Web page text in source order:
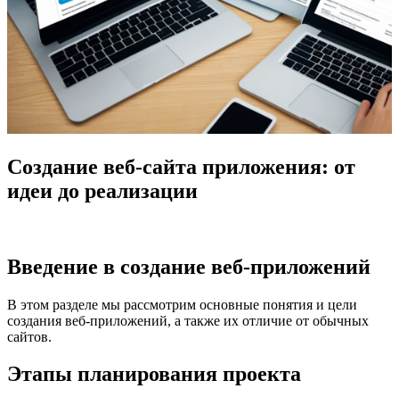
Создание веб-сайта приложения: от
идеи до реализации
Введение в создание веб-приложений
В этом разделе мы рассмотрим основные понятия и цели
создания веб-приложений, а также их отличие от обычных
сайтов.
Этапы планирования проекта